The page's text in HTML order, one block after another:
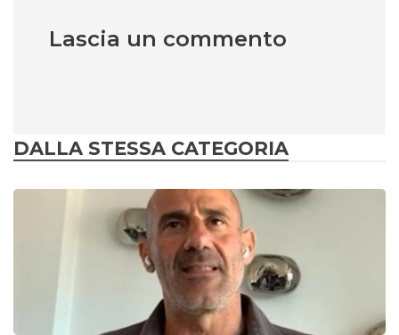
Lascia un commento
DALLA STESSA CATEGORIA